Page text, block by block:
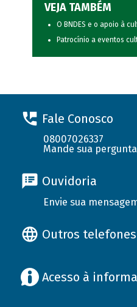
VEJA TAMBÉM
O BNDES e o apoio à
Patrocínio a eventos
Fale Conosco
08007026337
Mande sua pergunta
Ouvidoria
Envie sua
Outros
Acesso à